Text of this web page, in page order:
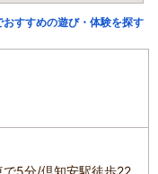
おすすめの遊び・体験を探す
で5分/倶知安駅徒歩22